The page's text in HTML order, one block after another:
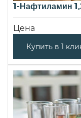
1-Нафтиламин
Цена
Купить в 1